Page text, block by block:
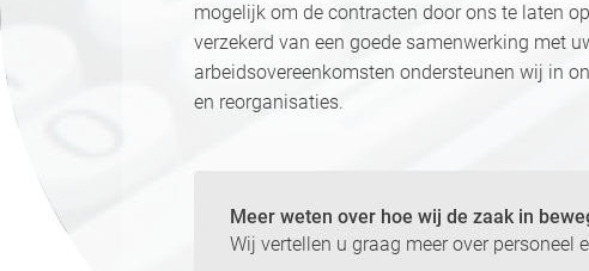
mogelijk om de contracten door ons te laten
verzekerd van een goede samenwerking met
arbeidsovereenkomsten ondersteunen wij in
en reorganisaties.
Meer weten over hoe wij de zaak in
Wij vertellen u graag meer over personeel